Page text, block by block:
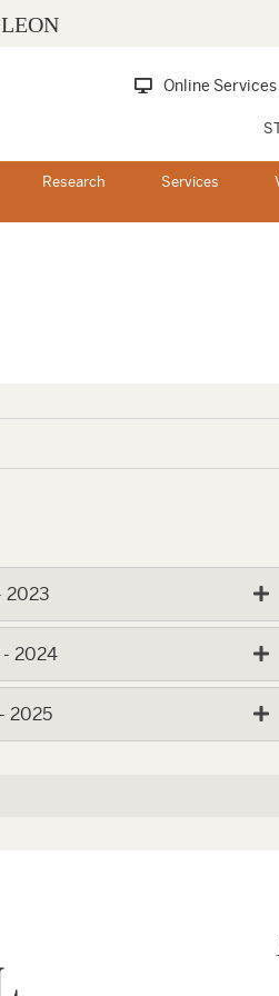
Online Services
Research Services
2023
2024
2025